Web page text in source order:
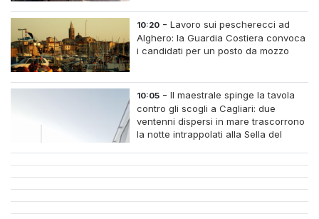
10:20 -Lavoro sui pescherecci ad
Alghero: la Guardia Costiera convoca
i candidati per un posto da mozzo
10:05 -Il maestrale spinge la tavola
contro gli scogli a Cagliari: due
ventenni dispersi in mare trascorrono
la notte intrappolati alla Sella del